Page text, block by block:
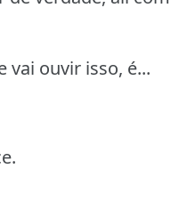
vai ouvir isso, é...